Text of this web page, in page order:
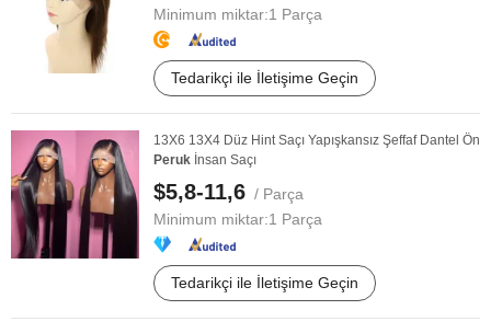
Minimum miktar:1 Parça
Tedarikçi ile İletişime Geçin
13X6 13X4 Düz Hint Saçı Yapışkansız Şeffaf Dantel Ön
Peruk İnsan Saçı
$5,8-11,6 / Parça
Minimum miktar:1 Parça
Tedarikçi ile İletişime Geçin